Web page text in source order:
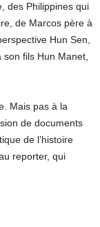
des Philippines qui
de Marcos père à
Hun Sen,
fils Hun Manet,
Mais pas à la
de documents
de l’histoire
reporter, qui